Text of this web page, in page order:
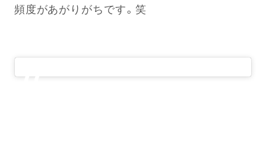
頻度があがりがちです。笑